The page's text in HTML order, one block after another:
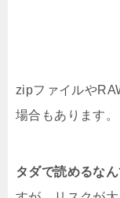
zipファイルや
場合もあります。
タダで読めるな